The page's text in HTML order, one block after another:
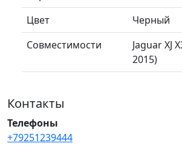
Цвет
Черный
Совместимости
Jaguar XJ
2015)
Контакты
Телефоны
+79251239444